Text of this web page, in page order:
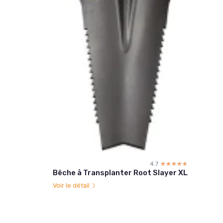
4.7 ☆☆☆☆☆
★★★★★
Bêche à Transplanter Root Slayer XL
Voir le détail